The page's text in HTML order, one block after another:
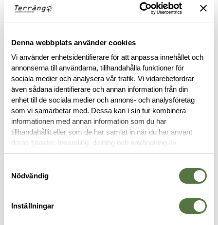
Denna webbplats använder cookies
Vi använder enhetsidentifierare för att anpassa innehållet och
annonserna till användarna, tillhandahålla funktioner för
sociala medier och analysera vår trafik. Vi vidarebefordrar
även sådana identifierare och annan information från din
enhet till de sociala medier och annons- och analysföretag
som vi samarbetar med. Dessa kan i sin tur kombinera
informationen med annan information som du har
tillhandahållit eller som de har samlat in när du har använt
deras tjänster. Insamling, delning och användning av
personuppgifter kan användas för personalisering av
Nödvändig
Inställningar
BESKRIVNING
RECENSIONER
OM VARUMÄRKET